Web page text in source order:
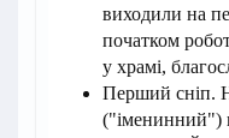
виходили на
початком
у храмі,
Перший сніп.
("іменинний")